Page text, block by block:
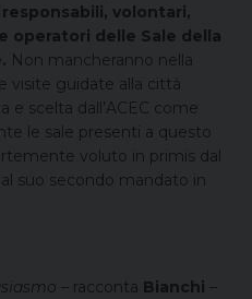
volontari,
operatori delle Sale della
Non mancheranno nella
visite guidate alla città
scelta dall’ACEC come
le sale presenti a questo
voluto in primis dal
suo secondo mandato in
– racconta Bianchi –